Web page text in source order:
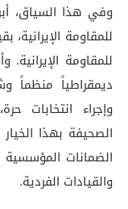
وفي هذا السياق،
للمقاومة الإيرانية،
للمقاومة
ديمقراطياً منظماً
وإجراء انتخابات
الصحيفة بهذا
الضمانات
والقيادات الفردية.